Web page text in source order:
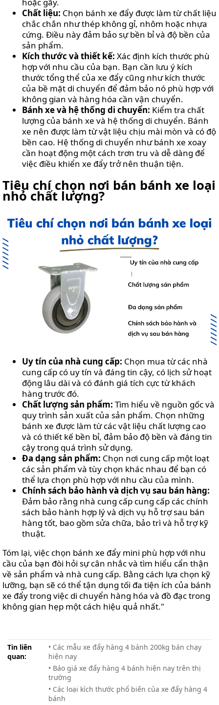
Chất liệu: Chọn bánh xe đẩy được làm từ chất liệu
chắc chắn như thép không gỉ, nhôm hoặc nhựa
cứng. Điều này đảm bảo sự bền bỉ và độ bền của
sản phẩm.
Kích thước và thiết kế: Xác định kích thước phù
hợp với nhu cầu của bạn. Bạn cần lưu ý kích
thước tổng thể của xe đẩy cũng như kích thước
của bề mặt di chuyển để đảm bảo nó phù hợp với
không gian và hàng hóa cần vận chuyển.
Bánh xe và hệ thống di chuyển: Kiểm tra chất
lượng của bánh xe và hệ thống di chuyển. Bánh
xe nên được làm từ vật liệu chịu mài mòn và có độ
bền cao. Hệ thống di chuyển như bánh xe xoay
cần hoạt động một cách trơn tru và dễ dàng để
việc điều khiển xe đẩy trở nên thuận tiện.
Tiêu chí chọn nơi bán bánh xe loại
nhỏ chất lượng?
Uy tín của nhà cung cấp: Chọn mua từ các nhà
cung cấp có uy tín và đáng tin cậy, có lịch sử hoạt
động lâu dài và có đánh giá tích cực từ khách
hàng trước đó.
Chất lượng sản phẩm: Tìm hiểu về nguồn gốc và
quy trình sản xuất của sản phẩm. Chọn những
bánh xe được làm từ các vật liệu chất lượng cao
và có thiết kế bền bỉ, đảm bảo độ bền và đáng tin
cậy trong quá trình sử dụng.
Đa dạng sản phẩm: Chọn nơi cung cấp một loạt
các sản phẩm và tùy chọn khác nhau để bạn có
thể lựa chọn phù hợp với nhu cầu của mình.
Chính sách bảo hành và dịch vụ sau bán hàng:
Đảm bảo rằng nhà cung cấp cung cấp các chính
sách bảo hành hợp lý và dịch vụ hỗ trợ sau bán
hàng tốt, bao gồm sửa chữa, bảo trì và hỗ trợ kỹ
thuật.
Tóm lại, việc chọn bánh xe đẩy mini phù hợp với nhu
cầu của bạn đòi hỏi sự cân nhắc và tìm hiểu cẩn thận
về sản phẩm và nhà cung cấp. Bằng cách lựa chọn kỹ
lưỡng, bạn sẽ có thể tận dụng tối đa tiện ích của bánh
xe đẩy trong việc di chuyển hàng hóa và đồ đạc trong
không gian hẹp một cách hiệu quả nhất."
Tin liên
quan:
• Các mẫu xe đẩy hàng 4 bánh 200kg bán chạy
hiện nay
• Báo giá xe đẩy hàng 4 bánh hiện nay trên thị
trường
• Các loại kích thước phổ biến của xe đẩy hàng 4
bánh